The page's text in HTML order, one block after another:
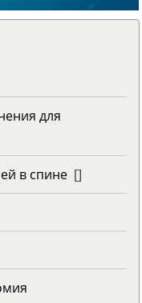
для
в спине []